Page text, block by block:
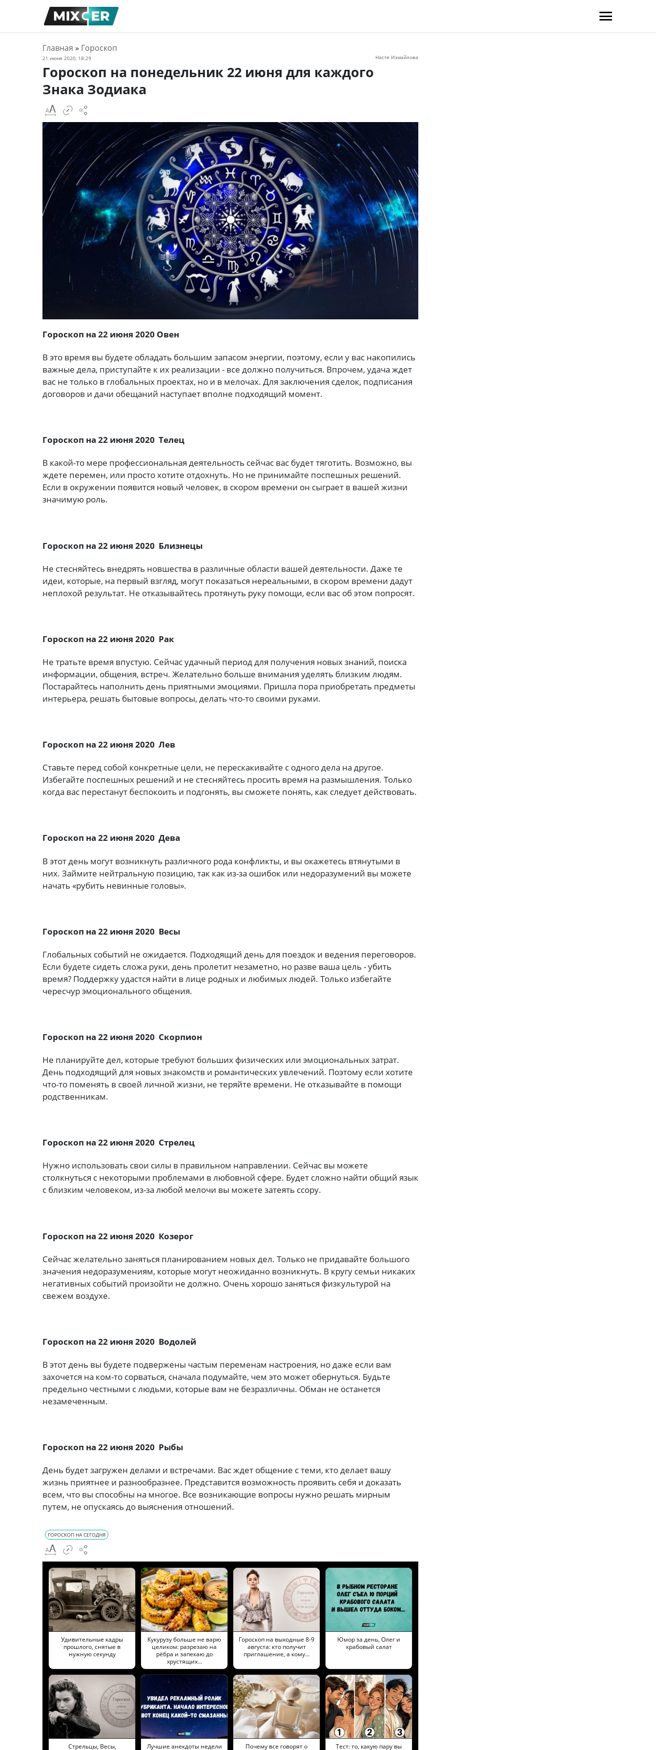
Главная » Гороскоп
21 июня 2020, 18:29 Настя Измайлова
Гороскоп на понедельник 22 июня для каждого
Знака Зодиака
Гороскоп на 22 июня 2020 Овен
В это время вы будете обладать большим запасом энергии, поэтому, если у вас накопились
важные дела, приступайте к их реализации - все должно получиться. Впрочем, удача ждет
вас не только в глобальных проектах, но и в мелочах. Для заключения сделок, подписания
договоров и дачи обещаний наступает вполне подходящий момент.
Гороскоп на 22 июня 2020 Телец
В какой-то мере профессиональная деятельность сейчас вас будет тяготить. Возможно, вы
ждете перемен, или просто хотите отдохнуть. Но не принимайте поспешных решений.
Если в окружении появится новый человек, в скором времени он сыграет в вашей жизни
значимую роль.
Гороскоп на 22 июня 2020 Близнецы
Не стесняйтесь внедрять новшества в различные области вашей деятельности. Даже те
идеи, которые, на первый взгляд, могут показаться нереальными, в скором времени дадут
неплохой результат. Не отказывайтесь протянуть руку помощи, если вас об этом попросят.
Гороскоп на 22 июня 2020 Рак
Не тратьте время впустую. Сейчас удачный период для получения новых знаний, поиска
информации, общения, встреч. Желательно больше внимания уделять близким людям.
Постарайтесь наполнить день приятными эмоциями. Пришла пора приобретать предметы
интерьера, решать бытовые вопросы, делать что-то своими руками.
Гороскоп на 22 июня 2020 Лев
Ставьте перед собой конкретные цели, не перескакивайте с одного дела на другое.
Избегайте поспешных решений и не стесняйтесь просить время на размышления. Только
когда вас перестанут беспокоить и подгонять, вы сможете понять, как следует действовать.
Гороскоп на 22 июня 2020 Дева
В этот день могут возникнуть различного рода конфликты, и вы окажетесь втянутыми в
них. Займите нейтральную позицию, так как из-за ошибок или недоразумений вы можете
начать «рубить невинные головы».
Гороскоп на 22 июня 2020 Весы
Глобальных событий не ожидается. Подходящий день для поездок и ведения переговоров.
Если будете сидеть сложа руки, день пролетит незаметно, но разве ваша цель - убить
время? Поддержку удастся найти в лице родных и любимых людей. Только избегайте
чересчур эмоционального общения.
Гороскоп на 22 июня 2020 Скорпион
Не планируйте дел, которые требуют больших физических или эмоциональных затрат.
День подходящий для новых знакомств и романтических увлечений. Поэтому если хотите
что-то поменять в своей личной жизни, не теряйте времени. Не отказывайте в помощи
родственникам.
Гороскоп на 22 июня 2020 Стрелец
Нужно использовать свои силы в правильном направлении. Сейчас вы можете
столкнуться с некоторыми проблемами в любовной сфере. Будет сложно найти общий язык
с близким человеком, из-за любой мелочи вы можете затеять ссору.
Гороскоп на 22 июня 2020 Козерог
Сейчас желательно заняться планированием новых дел. Только не придавайте большого
значения недоразумениям, которые могут неожиданно возникнуть. В кругу семьи никаких
негативных событий произойти не должно. Очень хорошо заняться физкультурой на
свежем воздухе.
Гороскоп на 22 июня 2020 Водолей
В этот день вы будете подвержены частым переменам настроения, но даже если вам
захочется на ком-то сорваться, сначала подумайте, чем это может обернуться. Будьте
предельно честными с людьми, которые вам не безразличны. Обман не останется
незамеченным.
Гороскоп на 22 июня 2020 Рыбы
День будет загружен делами и встречами. Вас ждет общение с теми, кто делает вашу
жизнь приятнее и разнообразнее. Представится возможность проявить себя и доказать
всем, что вы способны на многое. Все возникающие вопросы нужно решать мирным
путем, не опускаясь до выяснения отношений.
ГОРОСКОП НА СЕГОДНЯ
Удивительные кадры
прошлого, снятые в
нужную секунду
Кукурузу больше не варю
целиком: разрезаю на
рёбра и запекаю до
хрустящих…
Гороскоп на выходные 8-9
августа: кто получит
приглашение, а кому…
Юмор за день, Олег и
крабовый салат
Стрельцы, Весы,
Лучшие анекдоты недели
Почему все говорят о
Тест: то, какую пару вы